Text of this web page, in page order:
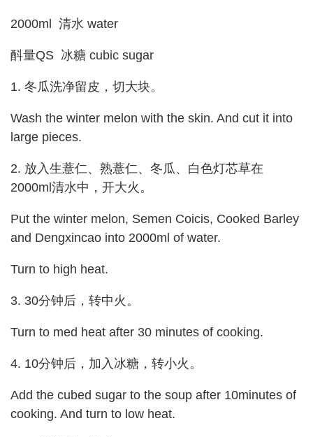
2000ml 清水 water
酙量QS 冰糖 cubic sugar
1. 冬瓜洗净留皮，切大块。
Wash the winter melon with the skin. And cut it into
large pieces.
2. 放入生薏仁、熟薏仁、冬瓜、白色灯芯草在
2000ml清水中，开大火。
Put the winter melon, Semen Coicis, Cooked Barley
and Dengxincao into 2000ml of water.
Turn to high heat.
3. 30分钟后，转中火。
Turn to med heat after 30 minutes of cooking.
4. 10分钟后，加入冰糖，转小火。
Add the cubed sugar to the soup after 10minutes of
cooking. And turn to low heat.